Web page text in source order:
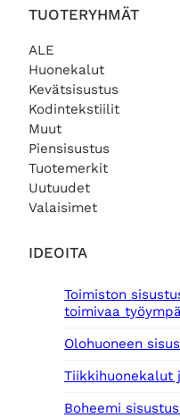
TUOTERYHMÄT
ALE
Huonekalut
Kevätsisustus
Kodintekstiilit
Muut
Piensisustus
Tuotemerkit
Uutuudet
Valaisimet
IDEOITA
Toimiston
toimivaa
Olohuoneen
Tiikkihuonekalut
Boheemi